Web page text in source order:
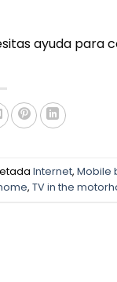
ayuda para
Internet, Mobile
, TV in the